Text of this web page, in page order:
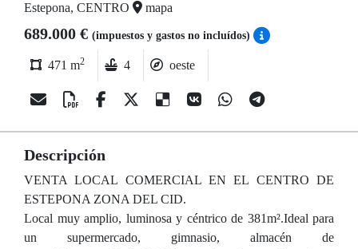
Estepona, CENTRO mapa
689.000 € (impuestos y gastos no incluídos)
471 m2 4 oeste
Descripción
VENTA LOCAL COMERCIAL EN EL CENTRO DE
ESTEPONA ZONA DEL CID.
Local muy amplio, luminosa y céntrico de 381m².Ideal para
un supermercado, gimnasio, almacén de